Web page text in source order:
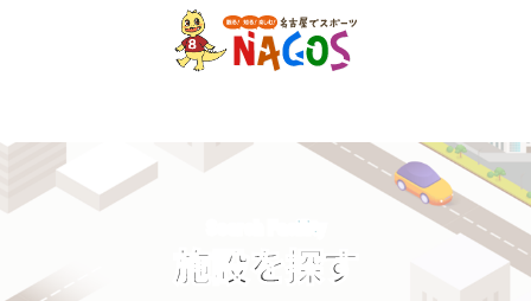
施設を探す
Search Facility